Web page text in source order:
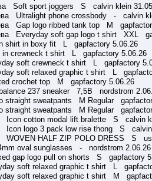
Soft sport joggers S calvin klein
Ultralight phone crossbody - calvin
Gap logo ribbed tank top M
Everyday soft gap logo t shirt XXL
shirt in boxy fit L gapfactory 5.06.26
crewneck t shirt L gapfactory 5.06.26
soft crewneck t shirt L gapfactory
soft relaxed graphic t shirt L
crochet top M gapfactory 5.06.26
237 sneaker 7,5B nordstrom
sweatpants M Regular
sweatpants M Regular
Icon cotton modal lift bralette S calvin
Icon logo 3 pack low rise thong S calvin
WOVEN HALF ZIP POLO DRESS S us
oval sunglasses - nordstrom 2.06.26
gap logo pull on shorts S gapfactory
soft relaxed graphic t shirt L
soft relaxed graphic t shirt M